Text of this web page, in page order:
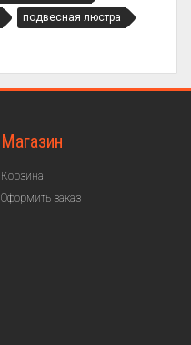
подвесная люстра
Магазин
Корзина
Оформить заказ